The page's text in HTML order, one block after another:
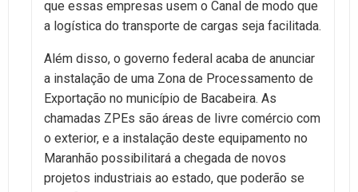
que essas empresas usem o Canal de modo que
a logística do transporte de cargas seja facilitada.
Além disso, o governo federal acaba de anunciar
a instalação de uma Zona de Processamento de
Exportação no município de Bacabeira. As
chamadas ZPEs são áreas de livre comércio com
o exterior, e a instalação deste equipamento no
Maranhão possibilitará a chegada de novos
projetos industriais ao estado, que poderão se